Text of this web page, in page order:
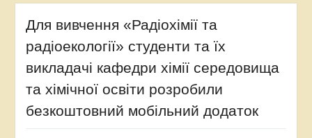
Для вивчення «Радіохімії та
радіоекології» студенти та їх
викладачі кафедри хімії середовища
та хімічної освіти розробили
безкоштовний мобільний додаток